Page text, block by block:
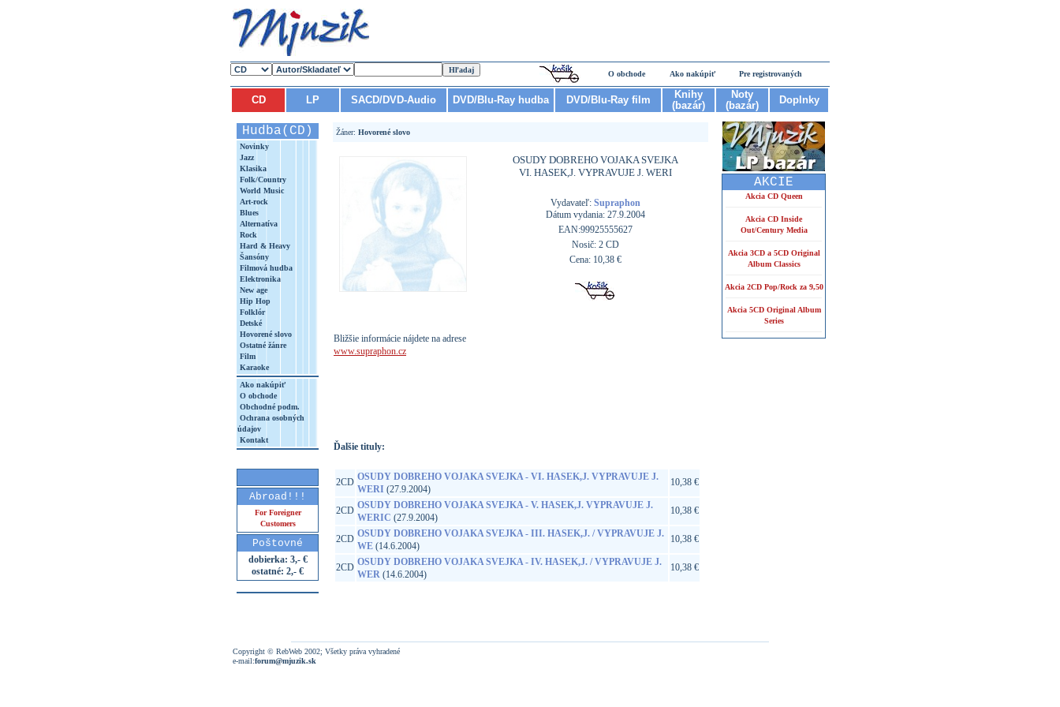
O obchode Ako nakúpiť Pre registrovaných
CD LP SACD/DVD-Audio DVD/Blu-Ray hudba DVD/Blu-Ray film
Knihy
(bazár)
Noty
(bazár)
Doplnky
Hudba(CD)
Novinky
Jazz
Klasika
Folk/Country
World Music
Art-rock
Blues
Alternatíva
Rock
Hard & Heavy
Šansóny
Filmová hudba
Elektronika
New age
Hip Hop
Folklór
Detské
Hovorené slovo
Ostatné žánre
Film
Karaoke
Ako nakúpiť
O obchode
Obchodné podm.
Ochrana osobných
údajov
Kontakt
Abroad!!!
For Foreigner
Customers
Poštovné
dobierka: 3,- €
ostatné: 2,- €
Žáner: Hovorené slovo
OSUDY DOBREHO VOJAKA SVEJKA
VI. HASEK,J. VYPRAVUJE J. WERI
Vydavateľ: Supraphon
Dátum vydania: 27.9.2004
EAN:99925555627
Nosič: 2 CD
Cena: 10,38 €
Bližšie informácie nájdete na adrese
www.supraphon.cz
Ďalšie tituly:
2CD OSUDY DOBREHO VOJAKA SVEJKA - VI. HASEK,J. VYPRAVUJE J.
WERI (27.9.2004)
10,38 €
2CD OSUDY DOBREHO VOJAKA SVEJKA - V. HASEK,J. VYPRAVUJE J.
WERIC (27.9.2004)
10,38 €
2CD OSUDY DOBREHO VOJAKA SVEJKA - III. HASEK,J. / VYPRAVUJE J.
WE (14.6.2004)
10,38 €
2CD OSUDY DOBREHO VOJAKA SVEJKA - IV. HASEK,J. / VYPRAVUJE J.
WER (14.6.2004)
10,38 €
AKCIE
Akcia CD Queen
Akcia CD Inside
Out/Century Media
Akcia 3CD a 5CD Original
Album Classics
Akcia 2CD Pop/Rock za 9,50
Akcia 5CD Original Album
Series
Copyright © RebWeb 2002; Všetky práva vyhradené
e-mail:forum@mjuzik.sk